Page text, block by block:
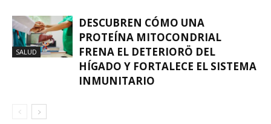
SALUD
DESCUBREN CÓMO UNA
PROTEÍNA MITOCONDRIAL
FRENA EL DETERIORÖ DEL
HÍGADO Y FORTALECE EL SISTEMA
INMUNITARIO